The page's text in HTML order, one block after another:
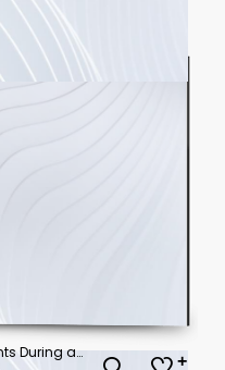
Anti-Hail Net Protecting Pepper Plants During a Hailstorm with Heavy Rain